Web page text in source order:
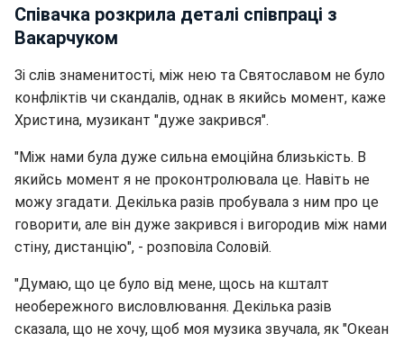
Співачка розкрила деталі співпраці з
Вакарчуком
Зі слів знаменитості, між нею та Святославом не було
конфліктів чи скандалів, однак в якийсь момент, каже
Христина, музикант "дуже закрився".
"Між нами була дуже сильна емоційна близькість. В
якийсь момент я не проконтролювала це. Навіть не
можу згадати. Декілька разів пробувала з ним про це
говорити, але він дуже закрився і вигородив між нами
стіну, дистанцію", - розповіла Соловій.
"Думаю, що це було від мене, щось на кшталт
необережного висловлювання. Декілька разів
сказала, що не хочу, щоб моя музика звучала, як "Океан